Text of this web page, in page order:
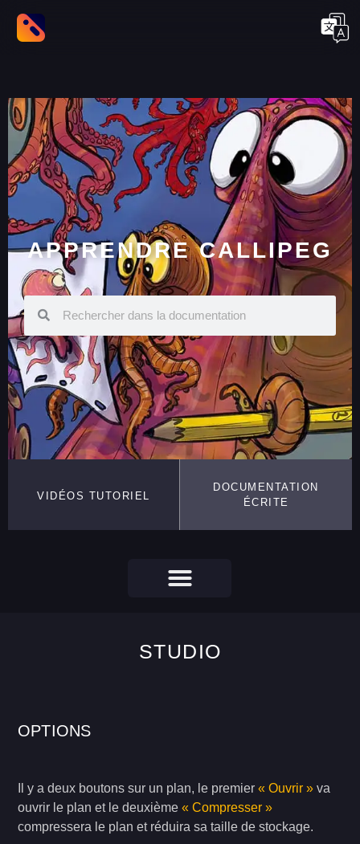
APPRENDRE CALLIPEG
VIDÉOS TUTORIEL
DOCUMENTATION
ÉCRITE
STUDIO
OPTIONS
Il y a deux boutons sur un plan, le premier« Ouvrir » va
ouvrir le plan et le deuxième« Compresser »
compressera le plan et réduira sa taille de stockage.